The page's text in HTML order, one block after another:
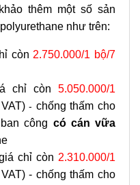
thêm một số sản
như trên:
còn 2.750.000/1 bộ/7
chỉ còn 5.050.000/1
VAT)- chống thấm cho
công có cán vữa
chỉ còn 2.310.000/1
- chống thấm cho